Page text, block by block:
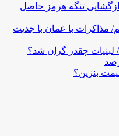
تنگه هرمز حاصل
مذاکرات با عمان با جدیت
بنزین؟